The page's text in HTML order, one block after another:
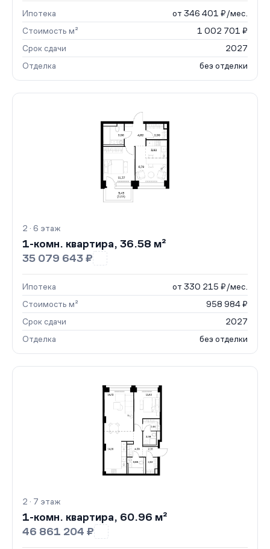
Ипотека
от 346 401 ₽/мес.
Стоимость м²
1 002 701 ₽
Срок сдачи
2027
Отделка
без отделки
2 · 6 этаж
1-комн. квартира, 36.58 м²
35 079 643 ₽
Ипотека
от 330 215 ₽/мес.
Стоимость м²
958 984 ₽
Срок сдачи
2027
Отделка
без отделки
2 · 7 этаж
1-комн. квартира, 60.96 м²
46 861 204 ₽